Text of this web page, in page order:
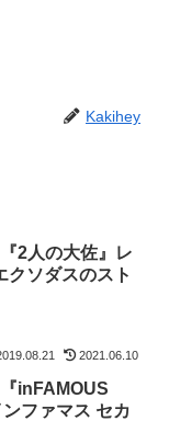
Kakihey
2人の大佐』レ
クソダスのスト
2021.06.10
inFAMOUS
ファマス セカ